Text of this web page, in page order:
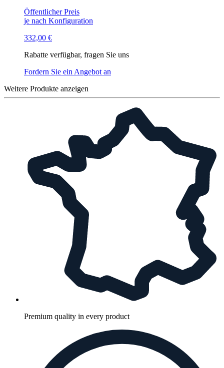
Öffentlicher Preis
je nach Konfiguration
332,00 €
Rabatte verfügbar, fragen Sie uns
Fordern Sie ein Angebot an
Weitere Produkte anzeigen
Premium quality in every product